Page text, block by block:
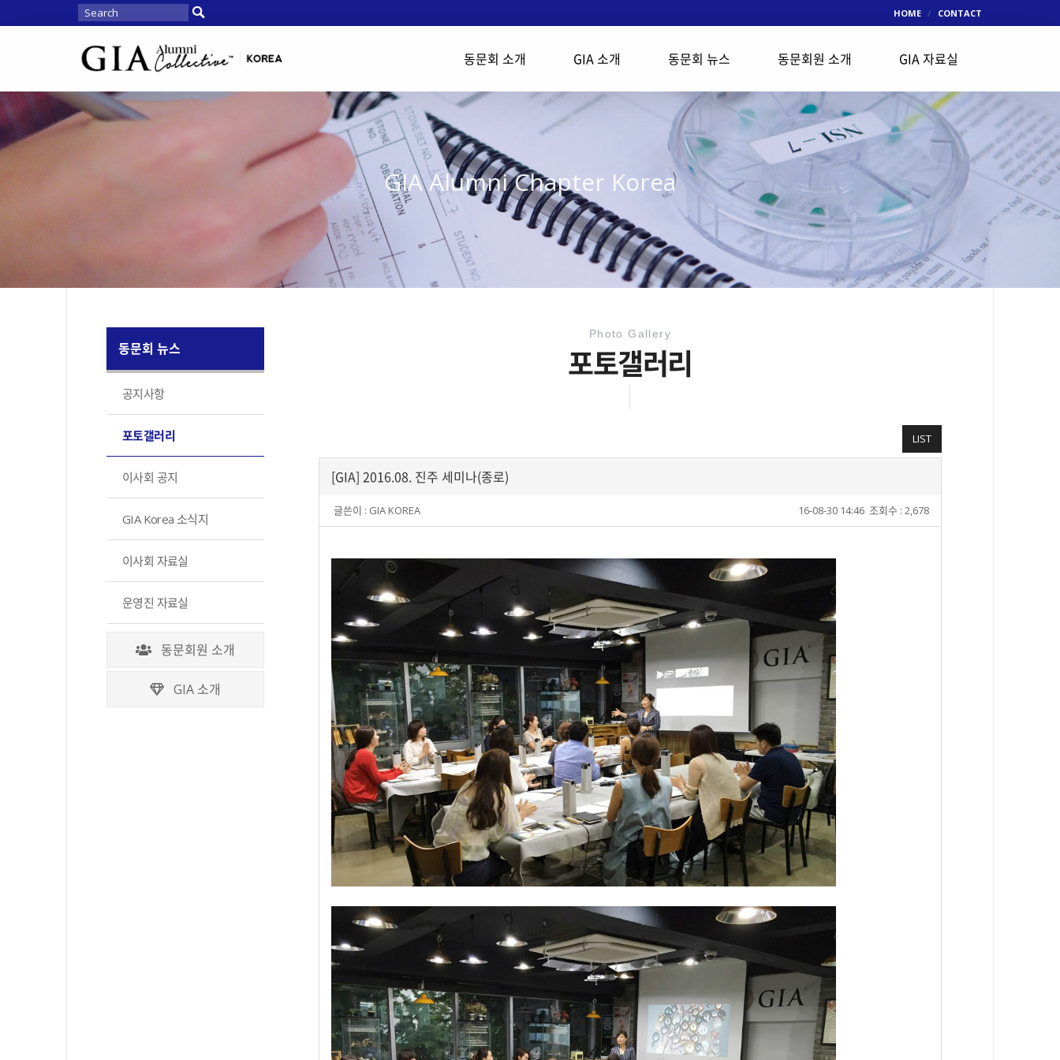
HOME CONTACT
동문회 소개 GIA 소개 동문회 뉴스 동문회원 소개 GIA 자료실
GIA Alumni Chapter Korea
동문회 뉴스
공지사항
포토갤러리
이사회 공지
GIA Korea 소식지
이사회 자료실
운영진 자료실
동문회원 소개
GIA 소개
Photo Gallery
포토갤러리
LIST
[GIA] 2016.08. 진주 세미나(종로)
글쓴이 : GIA KOREA 조회수 : 2,678
16-08-30 14:46